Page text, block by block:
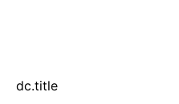
dc.title